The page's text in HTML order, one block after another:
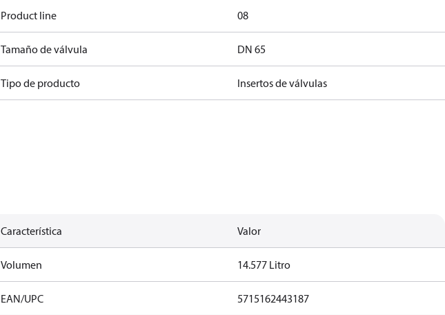
Product line 08
Tamaño de válvula DN 65
Tipo de producto Insertos de válvulas
Característica Valor
Volumen 14.577 Litro
EAN/UPC 5715162443187